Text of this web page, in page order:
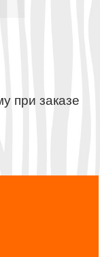
при заказе